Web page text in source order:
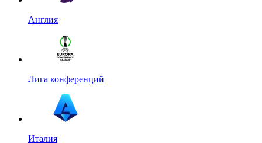
Англия
Лига конференций
Италия